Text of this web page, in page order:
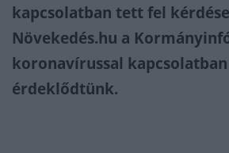
kapcsolatban tett fel
Növekedés.hu a
koronavírussal
érdeklődtünk.